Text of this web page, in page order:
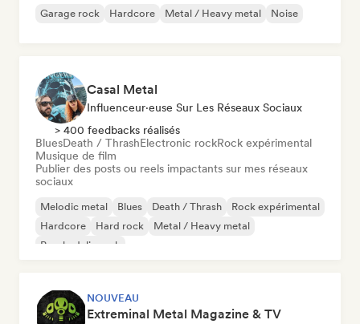
Garage rock Hardcore Metal / Heavy metal Noise
Casal Metal
Influenceur·euse Sur Les Réseaux Sociaux
> 400 feedbacks réalisés
BluesDeath / ThrashElectronic rockRock expérimental
Musique de film
Publier des posts ou reels impactants sur mes réseaux
sociaux
Melodic metal Blues Death / Thrash
Rock expérimental
Hardcore
Hard rock
Metal / Heavy metal
Psychedelic rock
NOUVEAU
Extreminal Metal Magazine & TV